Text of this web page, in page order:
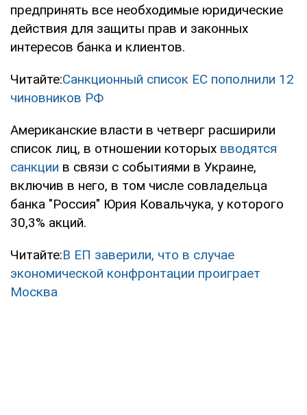
предпринять все необходимые юридические
действия для защиты прав и законных
интересов банка и клиентов.
Читайте:Санкционный список ЕС пополнили 12
чиновников РФ
Американские власти в четверг расширили
список лиц, в отношении которых вводятся
санкции в связи с событиями в Украине,
включив в него, в том числе совладельца
банка "Россия" Юрия Ковальчука, у которого
30,3% акций.
Читайте:В ЕП заверили, что в случае
экономической конфронтации проиграет
Москва